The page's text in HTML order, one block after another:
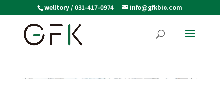
welltory / 031-417-0974 info@gfkbio.com